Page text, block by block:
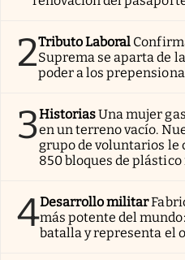
2Tributo Laboral
Suprema se aparta de
poder a los
3HistoriasUna mujer
en un terreno vacío.
grupo de voluntarios le
850 bloques de
4Desarrollo militar
más potente del
batalla y representa el